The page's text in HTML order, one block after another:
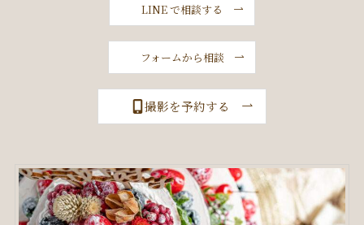
LINE で相談する
フォームから相談
撮影を予約する